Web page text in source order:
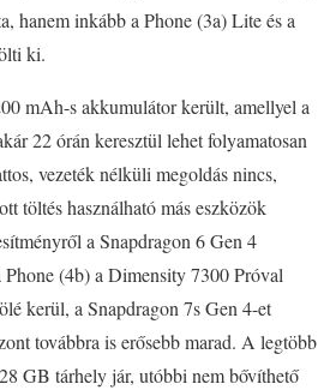
hanem inkább a Phone (3a) Lite és a
ki.
mAh-s akkumulátor került, amellyel a
22 órán keresztül lehet folyamatosan
vezeték nélküli megoldás nincs,
töltés használható más eszközök
a Snapdragon 6 Gen 4
(4b) a Dimensity 7300 Próval
kerül, a Snapdragon 7s Gen 4-et
továbbra is erősebb marad. A legtöbb
GB tárhely jár, utóbbi nem bővíthető